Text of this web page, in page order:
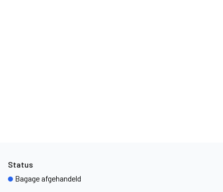
Status
Bagage afgehandeld